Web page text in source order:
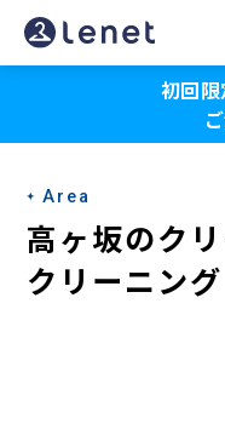
高
ヶ
の
宅
配
ク
初回
Area
高ヶ坂のク
クリーニング